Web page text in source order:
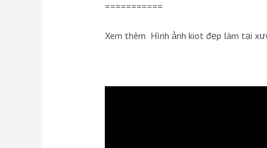
===========
Xem thêm Hình ảnh kiot đẹp làm tại